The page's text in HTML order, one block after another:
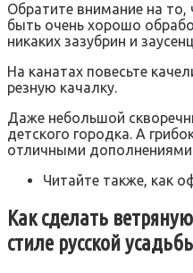
Обратите внимание на
быть очень хорошо
никаких зазубрин и
На канатах повесьте
резную качалку.
Даже небольшой
детского городка. А
отличными
Читайте также, как
Как сделать
стиле русской